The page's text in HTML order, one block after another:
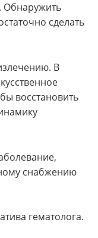
Обнаружить
сделать
В
восстановить
снабжению
гематолога.